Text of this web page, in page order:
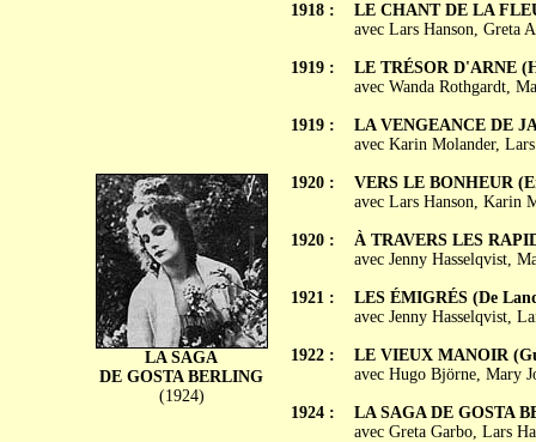
LA SAGA
DE GOSTA BERLING
(1924)
1918 :
1919 :
1919 :
1920 :
1920 :
1921 :
1922 :
1924 :
LE CHANT DE LA
avec Lars Hanson, Greta
LE TRÉSOR D'ARNE
avec Wanda Rothgardt,
LA VENGEANCE DE
avec Karin Molander,
VERS LE BONHEUR
avec Lars Hanson, Karin
À TRAVERS LES
avec Jenny Hasselqvist,
LES ÉMIGRÉS (De
avec Jenny Hasselqvist,
LE VIEUX MANOIR
avec Hugo Björne, Mary
LA SAGA DE GOSTA
avec Greta Garbo, Lars